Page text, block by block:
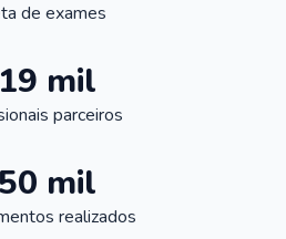
de exames
mil
parceiros
mil
realizados